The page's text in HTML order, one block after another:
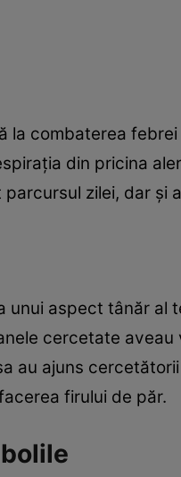
la combaterea
din pricina
zilei, dar şi
unui aspect tânăr al
cercetate aveau
au ajuns
firului de păr.